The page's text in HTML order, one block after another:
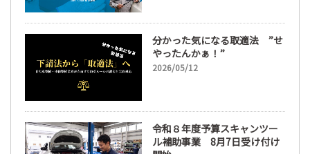
分かった気になる取適法 ”せ
やったんかぁ！”
2026/05/12
令和８年度予算スキャンツー
ル補助事業 8月7日受け付け